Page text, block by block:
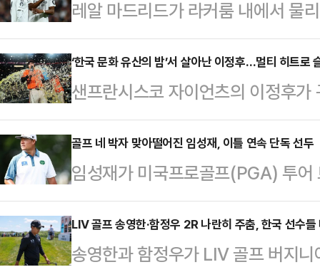
결했다고 보도했다.이번 월드컵은
최되는 만큼 개막식 또한 각 나라에
리사는 미국 로스앤젤레스(LA) 소
전 개막식 무대에 오를 예정이다.
페리, 래퍼…
레알 마드리드가 라커룸 내에서 물
렐리앵 추아메니에게 거액의 벌금
드리드는 9일(한국 시각) 구단 공식
근 발생한 불미스러운 일에 대해 깊
했다. 이어 "두 선수는 구단과 동료,
떠한 처분도 달게 받겠다는 뜻을
만 유로(약 8억 6000만원)씩, 총
결정했다"고 …
‘한국 문화 유산의 밤’서 살아난 이정후…멀티 히트로
샌프란시스코 자이언츠의 이정후
(Korean Heritage Night)에서 기
9일(한국시각) 미국 캘리포니아주
버그 파이리츠와의 홈경기에 1번
기록했다. 지난달 30일 이후 침묵
고하며 다시 뜨거워진 모양새다.
첫 타석부터 싱커를 날카롭게 공략
골프 네 박자 맞아떨어진 임성재, 이틀 연속 단독 선두
임성재가 미국프로골프(PGA) 투
관리 능력을 선보이며 리더보드 최
미국 노스캐롤라이나주 샬럿의 퀘
드에서 버디 3개와 보기 1개를 묶
LIV 골프 송영한·함정우 2R 나란히 주춤, 한국 선수들
송영한과 함정우가 LIV 골프 버지